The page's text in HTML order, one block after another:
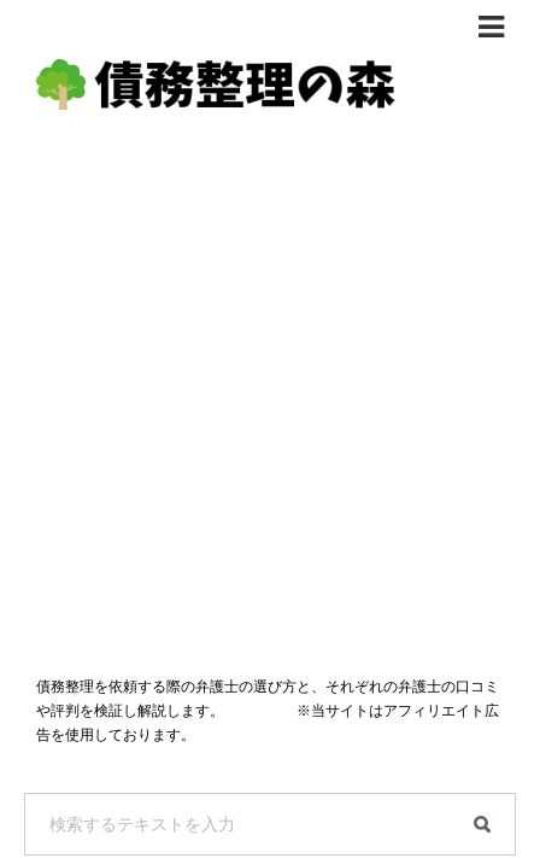
債務整理体験談
債務整理を依頼する際の弁護士の選び方と、それぞれの弁護士の口コミ
や評判を検証し解説します。 ※当サイトはアフィリエイト広
告を使用しております。